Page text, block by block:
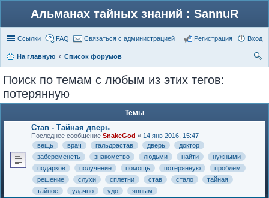
Альманах тайных знаний : SannuR
Ссылки FAQ Связаться с администрацией Вход
Регистрация
На главную
Список форумов
Поиск по темам с любым из этих тегов:
потерянную
Темы
Став - Тайная дверь
Последнее сообщение SnakeGod « 14 янв 2016, 15:47
вещь
врач гальдрастав дверь
доктор
забеременеть
знакомство людьми найти
нужными
подарков
получение помощь потерянную
проблем
решение
слухи сплетни став стало
тайная
тайное
удачно удо явным